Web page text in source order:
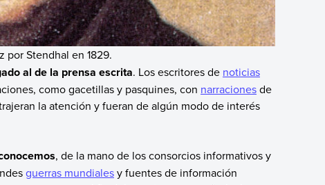
Stendhal en 1829.
al de la prensa escrita. Los escritores de noticias
como gacetillas y pasquines, con narracionesde
la atención y fueran de algún modo de interés
, de la mano de los consorcios informativos y
guerras mundialesy fuentes de información